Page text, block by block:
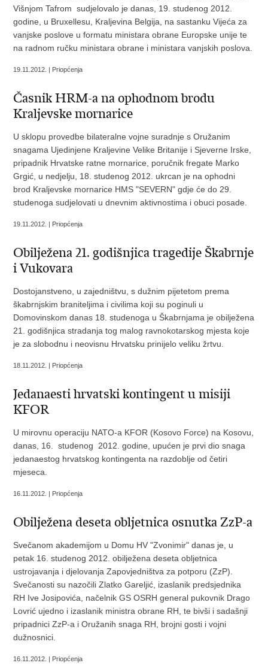
Višnjom Tafrom sudjelovalo je danas, 19. studenog 2012.
godine, u Bruxellesu, Kraljevina Belgija, na sastanku Vijeća za
vanjske poslove u formatu ministara obrane Europske unije te
na radnom ručku ministara obrane i ministara vanjskih poslova.
19.11.2012. | Priopćenja
Časnik HRM-a na ophodnom brodu
Kraljevske mornarice
U sklopu provedbe bilateralne vojne suradnje s Oružanim
snagama Ujedinjene Kraljevine Velike Britanije i Sjeverne Irske,
pripadnik Hrvatske ratne mornarice, poručnik fregate Marko
Grgić, u nedjelju, 18. studenog 2012. ukrcan je na ophodni
brod Kraljevske mornarice HMS "SEVERN" gdje će do 29.
studenoga sudjelovati u dnevnim aktivnostima i obuci posade.
19.11.2012. | Priopćenja
Obilježena 21. godišnjica tragedije Škabrnje
i Vukovara
Dostojanstveno, u zajedništvu, s dužnim pijetetom prema
škabrnjskim braniteljima i civilima koji su poginuli u
Domovinskom danas 18. studenoga u Škabrnjama je obilježena
21. godišnjica stradanja tog malog ravnokotarskog mjesta koje
je za slobodnu i neovisnu Hrvatsku prinijelo veliku žrtvu.
18.11.2012. | Priopćenja
Jedanaesti hrvatski kontingent u misiji
KFOR
U mirovnu operaciju NATO-a KFOR (Kosovo Force) na Kosovu,
danas, 16. studenog 2012. godine, upućen je prvi dio snaga
jedanaestog hrvatskog kontingenta na razdoblje od četiri
mjeseca.
16.11.2012. | Priopćenja
Obilježena deseta obljetnica osnutka ZzP-a
Svečanom akademijom u Domu HV "Zvonimir" danas je, u
petak 16. studenog 2012. obilježena deseta obljetnica
ustrojavanja i djelovanja Zapovjedništva za potporu (ZzP).
Svečanosti su nazočili Zlatko Gareljić, izaslanik predsjednika
RH Ive Josipovića, načelnik GS OSRH general pukovnik Drago
Lovrić ujedno i izaslanik ministra obrane RH, te bivši i sadašnji
pripadnici ZzP-a i Oružanih snaga RH, brojni gosti i vojni
dužnosnici.
16.11.2012. | Priopćenja